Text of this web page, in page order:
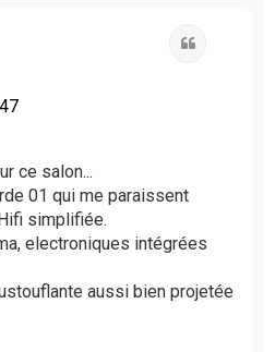
ce salon...
01 qui me paraissent
simplifiée.
electroniques intégrées
aussi bien projetée